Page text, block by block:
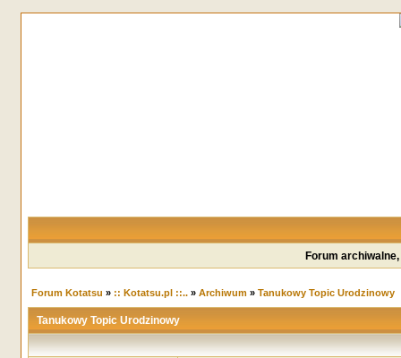
Forum
Forum Kotatsu » :: Kotatsu.pl ::..» Archiwum» Tanukowy Topic Urodzinowy
Tanukowy Topic Urodzinowy